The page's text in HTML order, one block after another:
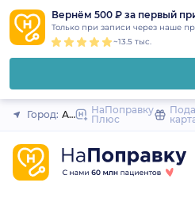
Вернём 500 ₽ за первый
Только при записи через наше
~13.5 тыс.
Город: АнапаНаПоправку
Плюс